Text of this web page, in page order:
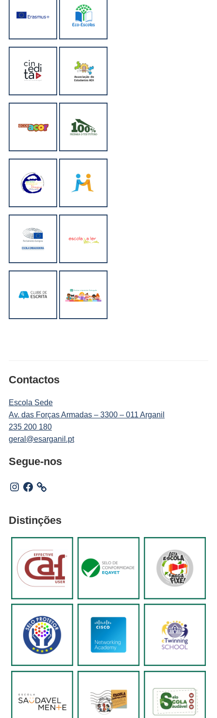
Contactos
Escola Sede
Av. das Forças Armadas – 3300 – 011 Arganil
235 200 180
geral@esarganil.pt
Segue-nos
Instagram
Facebook
Distinções